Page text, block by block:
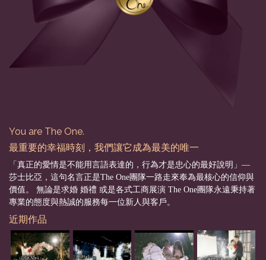
You are The One.
最重要的幸福時刻，我們讓它成為最美的唯一
「真正的愛情是不能用言語表達的，行為才是忠心的最好說明」––
莎士比亞，這句名言正是The One團隊一路走來奉為最核心的信仰與
價值。 無論是求婚 婚禮 或是各式工商展演 The One團隊永遠秉持著
專業的態度與熱誠的服務每一位新人與客戶。
近期作品